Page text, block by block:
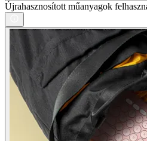
Újrahasznosított műanyagok